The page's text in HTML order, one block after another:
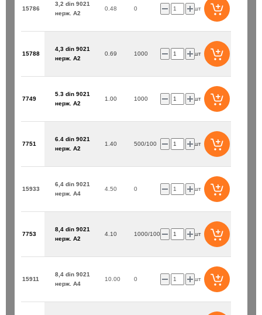
15786
3,2 din 9021
нерж. А2
0.48 0 шт
15788
4,3 din 9021
нерж. А2
0.69 1000 шт
7749
5.3 din 9021
нерж. А2
1.00 1000 шт
7751
6.4 din 9021
нерж. А2
1.40 500/100 шт
15933
6,4 din 9021
нерж. А4
4.50 0 шт
7753
8,4 din 9021
нерж. А2
4.10 1000/100 шт
15911
8,4 din 9021
нерж. А4
10.00 0 шт